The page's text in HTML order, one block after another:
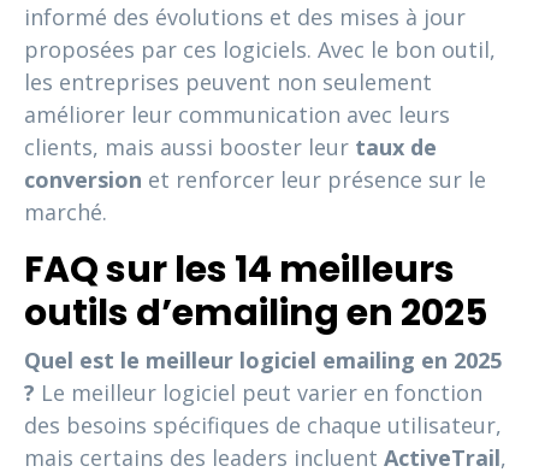
informé des évolutions et des mises à jour
proposées par ces logiciels. Avec le bon outil,
les entreprises peuvent non seulement
améliorer leur communication avec leurs
clients, mais aussi booster leur taux de
conversion et renforcer leur présence sur le
marché.
FAQ sur les 14 meilleurs
outils d’emailing en 2025
Quel est le meilleur logiciel emailing en 2025
? Le meilleur logiciel peut varier en fonction
des besoins spécifiques de chaque utilisateur,
mais certains des leaders incluent ActiveTrail,